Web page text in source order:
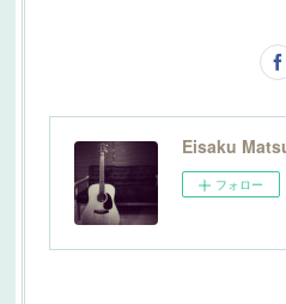
Eisaku
フォロー